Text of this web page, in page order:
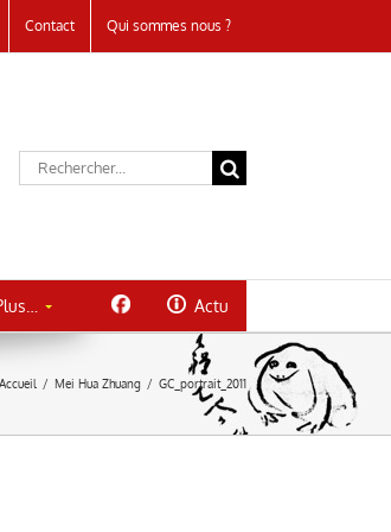
Contact Qui sommes nous ?
Rechercher:
Actu
Accueil / Mei Hua Zhuang / GC_portrait_2011